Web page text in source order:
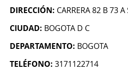
DIRECCIÓN: CARRERA 82 B 73
CIUDAD: BOGOTA D C
DEPARTAMENTO: BOGOTA
TELÉFONO: 3171122714